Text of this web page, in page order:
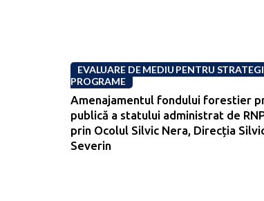
EVALUARE DE MEDIU PENTRU
PROGRAME
Amenajamentul fondului forestier
publică a statului administrat de
prin Ocolul Silvic Nera, Direcția
Severin